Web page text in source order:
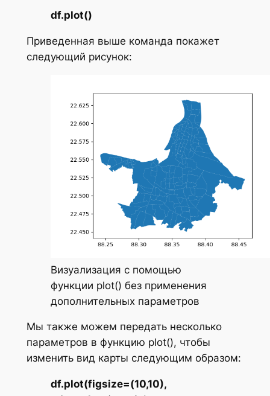
df.plot()
Приведенная выше команда покажет
следующий рисунок:
Визуализация с помощью
функции plot() без применения
дополнительных параметров
Мы также можем передать несколько
параметров в функцию plot(), чтобы
изменить вид карты следующим образом:
df.plot(figsize=(10,10),